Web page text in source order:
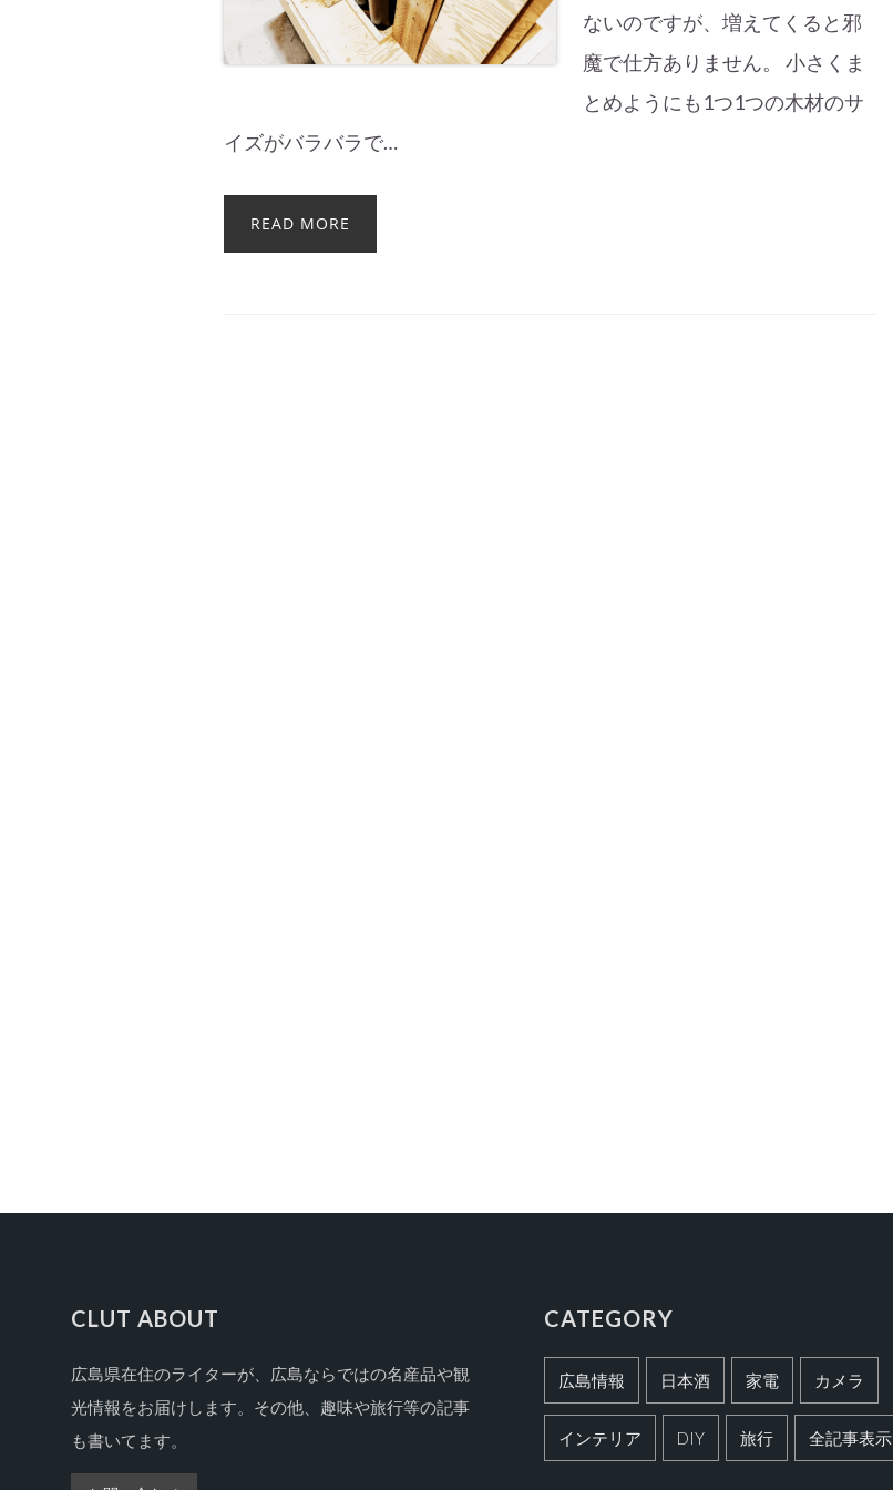
ないのですが、増えてくると邪
魔で仕方ありません。 小さくま
とめようにも1つ1つの木材のサ
イズがバラバラで…
READ MORE
FOOTER
CLUT ABOUT
広島県在住のライターが、広島ならではの名産品や観
光情報をお届けします。その他、趣味や旅行等の記事
も書いてます。
CATEGORY
広島情報 日本酒 家電 カメラ
インテリア DIY 旅行 全記事表示